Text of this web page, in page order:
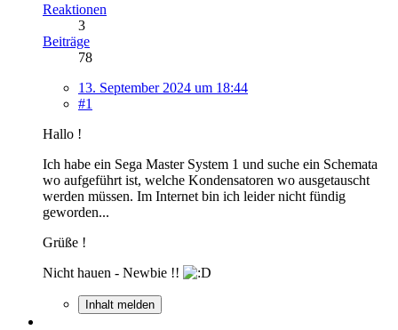
Reaktionen
3
Beiträge
78
13. September 2024 um 18:44
#1
Hallo !
Ich habe ein Sega Master System 1 und suche ein Schemata
wo aufgeführt ist, welche Kondensatoren wo ausgetauscht
werden müssen. Im Internet bin ich leider nicht fündig
geworden...
Grüße !
Nicht hauen - Newbie !!
Inhalt melden